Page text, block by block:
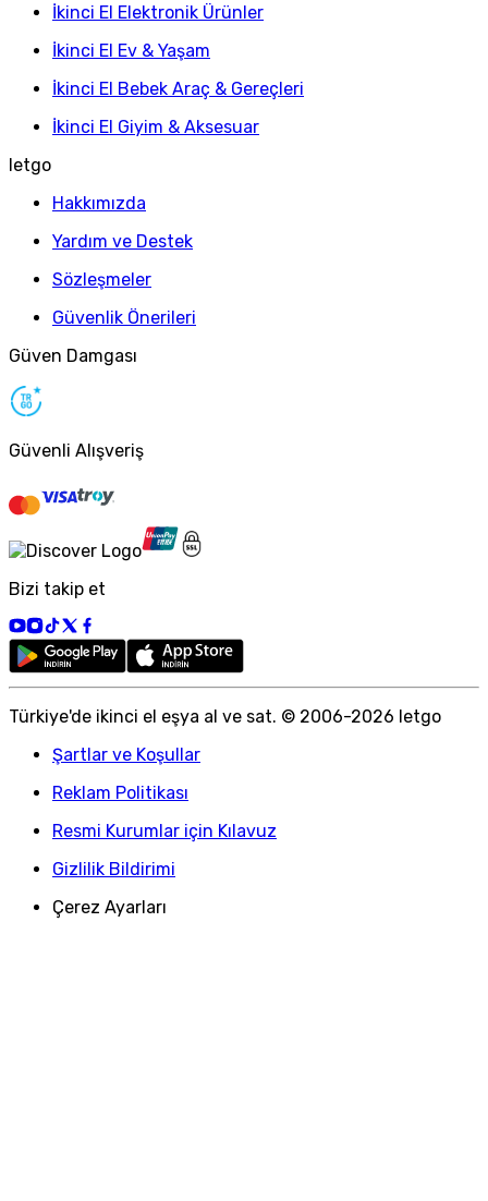
İkinci El Elektronik Ürünler
İkinci El Ev & Yaşam
İkinci El Bebek Araç & Gereçleri
İkinci El Giyim & Aksesuar
letgo
Hakkımızda
Yardım ve Destek
Sözleşmeler
Güvenlik Önerileri
Güven Damgası
Güvenli Alışveriş
Bizi takip et
Türkiye'de ikinci el eşya al ve sat. © 2006-2026 letgo
Şartlar ve Koşullar
Reklam Politikası
Resmi Kurumlar için Kılavuz
Gizlilik Bildirimi
Çerez Ayarları